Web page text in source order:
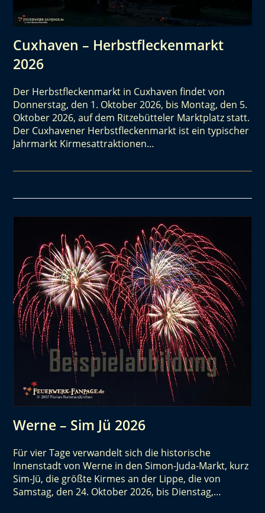
Cuxhaven – Herbstfleckenmarkt
2026
Der Herbstfleckenmarkt in Cuxhaven findet von
Donnerstag, den 1. Oktober 2026, bis Montag, den 5.
Oktober 2026, auf dem Ritzebütteler Marktplatz statt.
Der Cuxhavener Herbstfleckenmarkt ist ein typischer
Jahrmarkt Kirmesattraktionen…
Werne – Sim Jü 2026
Für vier Tage verwandelt sich die historische
Innenstadt von Werne in den Simon-Juda-Markt, kurz
Sim-Jü, die größte Kirmes an der Lippe, die von
Samstag, den 24. Oktober 2026, bis Dienstag,…